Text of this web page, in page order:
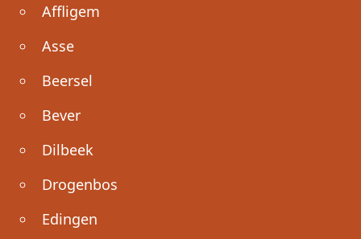
Affligem
Asse
Beersel
Bever
Dilbeek
Drogenbos
Edingen